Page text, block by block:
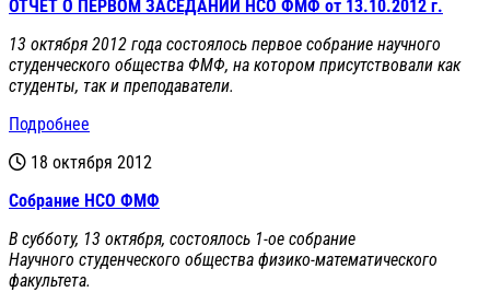
ОТЧЁТ О ПЕРВОМ ЗАСЕДАНИИ НСО ФМФ от 13.10.2012 г.
13 октября 2012 года состоялось первое собрание научного
студенческого общества ФМФ, на котором присутствовали как
студенты, так и преподаватели.
Подробнее
18 октября 2012
Собрание НСО ФМФ
В субботу, 13 октября, состоялось 1-ое собрание
Научного студенческого общества физико-математического
факультета.